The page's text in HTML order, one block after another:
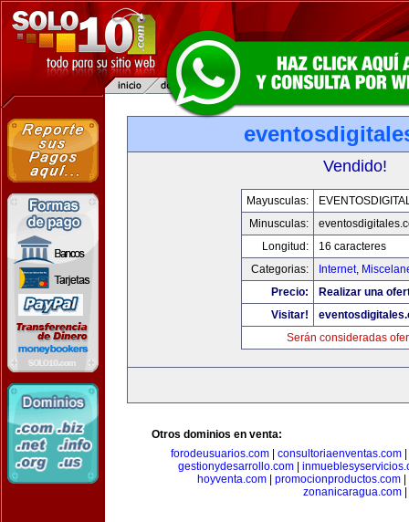
Vendido!
Mayusculas:
Minusculas:
Longitud:
16 caracteres
Categorias:
Internet,
Precio:
Realizar una
Visitar!
Serán consideradas
Otros dominios en venta:
forodeusuarios.com
consultoriaenventas.com
gestionydesarrollo.com
hoyventa.com| promocionproductos.com|
zonanicaragua.com